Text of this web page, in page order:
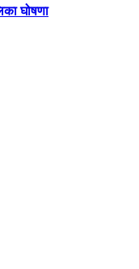
घोषणा